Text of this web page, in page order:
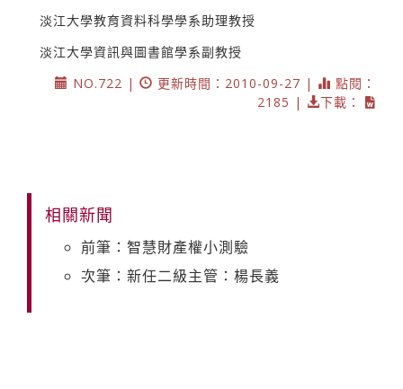
淡江大學教育資料科學學系助理教授
淡江大學資訊與圖書館學系副教授
NO.722 |
更新時間：2010-09-27 |
點閱：
2185 |
下載：
相關新聞
前筆：智慧財產權小測驗
次筆：新任二級主管：楊長義